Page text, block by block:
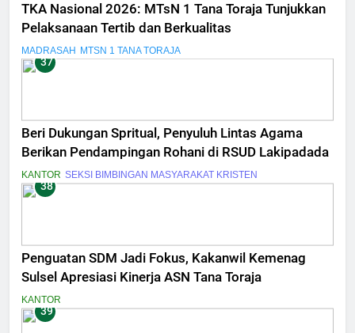
TKA Nasional 2026: MTsN 1 Tana Toraja Tunjukkan
Pelaksanaan Tertib dan Berkualitas
MADRASAH MTSN 1 TANA TORAJA
37
Beri Dukungan Spritual, Penyuluh Lintas Agama
Berikan Pendampingan Rohani di RSUD Lakipadada
KANTOR SEKSI BIMBINGAN MASYARAKAT KRISTEN
38
Penguatan SDM Jadi Fokus, Kakanwil Kemenag
Sulsel Apresiasi Kinerja ASN Tana Toraja
KANTOR
39